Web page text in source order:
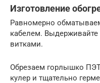
Изготовление
Равномерно
кабелем.
витками.
Обрезаем горлышко
кулер и тщательно